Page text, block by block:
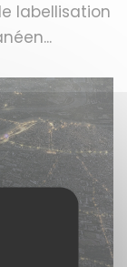
labellisation